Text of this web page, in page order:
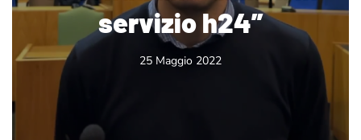
servizio h24”
25 Maggio 2022